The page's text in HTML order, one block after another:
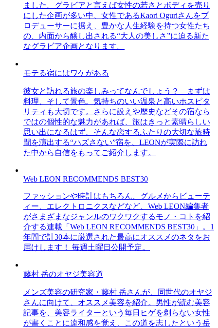
ました。グラビアと言えば女性の若さとボディを売り
にした企画が多い中、女性であるKaori Oguriさんをプ
ロデューサーに据え、豊かな人生経験を持つ女性たち
の、内面から醸し出される“大人の美しさ”に迫る新た
なグラビア企画となります。
モテる宿にはワケがある
彼女と訪れる旅の楽しみってなんでしょう？ まずは
料理、そして景色。気持ちのいい温泉と高いホスピタ
リティも大切です。さらに設えや歴史などその宿なら
ではの個性的な魅力があれば、旅はきっと素晴らしい
思い出になるはず。そんな恋するふたりの大切な旅時
間を演出する“ハズさない”宿を、LEONが実際に訪れ
た中から自信をもってご紹介します。
Web LEON RECOMMENDS BEST30
ファッションや時計はもちろん、グルメからビューテ
ィー、エレクトロニクスなどなど、Web LEON編集者
がさまざまなジャンルのワクワクするモノ・コトを紹
介する連載「Web LEON RECOMMENDS BEST30」。1
年間で計30本に厳選された最高にオススメのネタをお
届けします！ 毎週土曜日公開予定。
藤村 岳のオヤジ美容道
メンズ美容の研究家・藤村 岳さんが、同世代のオヤジ
さんに向けて、オススメ美容を紹介。男性が読む美容
記事を、美容ライターという毎日ヒゲを剃らない女性
が書くことに違和感を覚え、この道を志したという岳